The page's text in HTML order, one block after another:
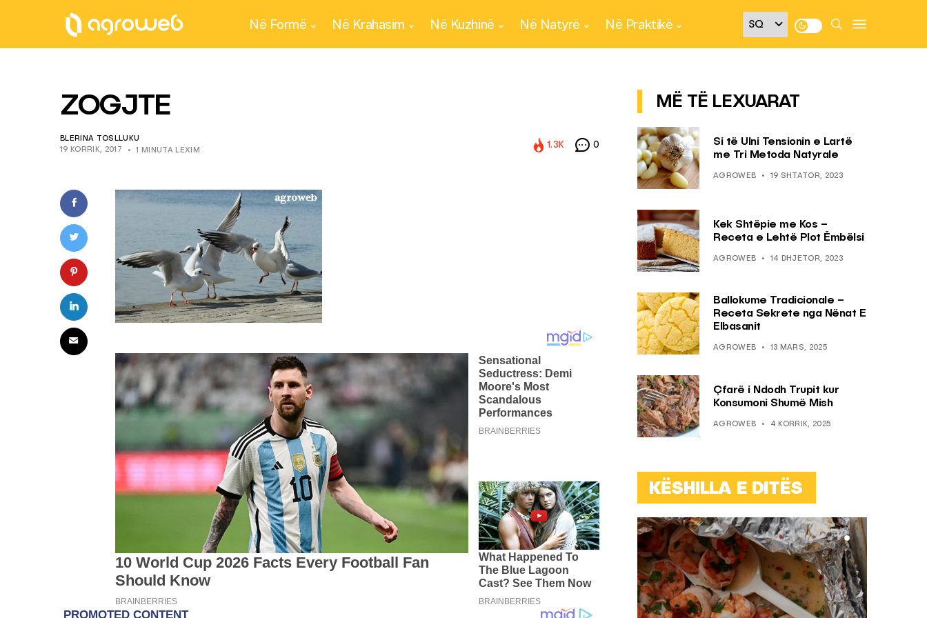
Në Formë Në Krahasim Në Kuzhinë Në Natyrë Në Praktikë
ZOGJTE
BLERINA TOSLLUKU
19 KORRIK, 2017
1 MINUTA LEXIM
1.3K 0
MË TË LEXUARAT
Si të Ulni Tensionin e Lartë
me Tri Metoda Natyrale
AGROWEB 19 SHTATOR, 2023
Kek Shtëpie me Kos –
Receta e Lehtë Plot Ëmbëlsi
AGROWEB 14 DHJETOR, 2023
Ballokume Tradicionale –
Receta Sekrete nga Nënat E
Elbasanit
AGROWEB 13 MARS, 2025
Çfarë i Ndodh Trupit kur
Konsumoni Shumë Mish
AGROWEB 4 KORRIK, 2025
KËSHILLA E DITËS